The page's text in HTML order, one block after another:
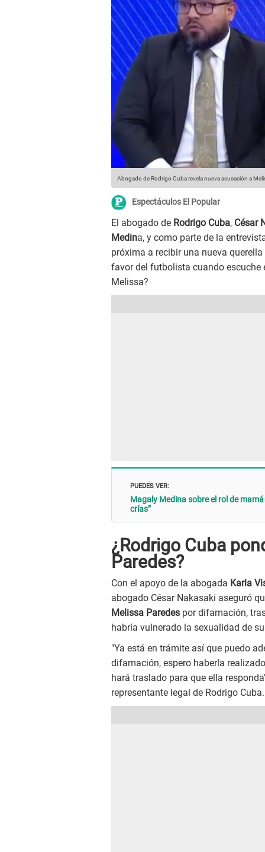
Abogado de Rodrigo Cuba revela nueva acusación a
Espectáculos El Popular
El abogado de Rodrigo Cuba, César
Medina, y como parte de la
próxima a recibir una nueva
favor del futbolista cuando escuche
Melissa?
PUEDES VER:
Magaly Medina sobre el rol de
crías”
¿Rodrigo Cuba
Paredes?
Con el apoyo de la abogada Karla
abogado César Nakasaki aseguró
Melissa Paredes por difamación,
habría vulnerado la sexualidad de
"Ya está en trámite así que puedo
difamación, espero haberla
hará traslado para que ella
representante legal de Rodrigo Cuba.